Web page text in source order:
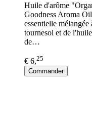
Huile d'arôme
Goodness Aroma
essentielle
tournesol et de
de…
€ 6,25
Commander